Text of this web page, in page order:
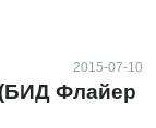
2015-07-10
(БИД Флайер